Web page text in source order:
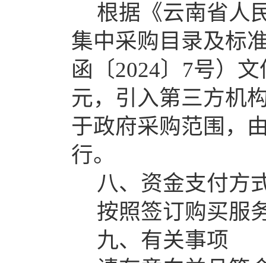
根据《云南省人
集中采购目录及标
函〔2024〕 7号）
元，引入第三方机
于政府采购范围，
行。
八、资金支付方
按照签订购买服
九、有关事项